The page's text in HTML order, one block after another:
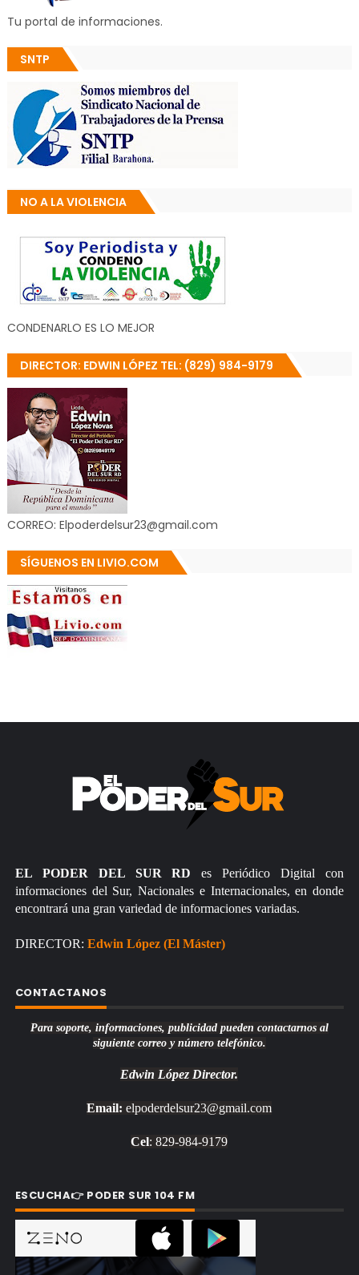
Tu portal de informaciones.
SNTP
NO A LA VIOLENCIA
CONDENARLO ES LO MEJOR
DIRECTOR: EDWIN LÓPEZ TEL: (829) 984-9179
CORREO: Elpoderdelsur23@gmail.com
SÍGUENOS EN LIVIO.COM
EL PODER DEL SUR RD es Periódico Digital con
informaciones del Sur, Nacionales e Internacionales, en donde
encontrará una gran variedad de informaciones variadas.
DIRECTOR: Edwin López (El Máster)
CONTACTANOS
Para soporte, informaciones, publicidad pueden contactarnos al
siguiente correo y número telefónico.
Edwin López Director.
Email: elpoderdelsur23@gmail.com
Cel: 829-984-9179
ESCUCHA👉 PODER SUR 104 FM